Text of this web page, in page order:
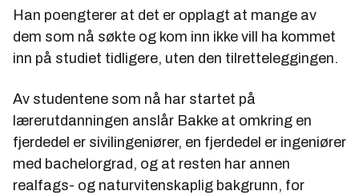
Han poengterer at det er opplagt at mange av
dem som nå søkte og kom inn ikke vill ha kommet
inn på studiet tidligere, uten den tilretteleggingen.
Av studentene som nå har startet på
lærerutdanningen anslår Bakke at omkring en
fjerdedel er sivilingeniører, en fjerdedel er ingeniører
med bachelorgrad, og at resten har annen
realfags- og naturvitenskaplig bakgrunn, for